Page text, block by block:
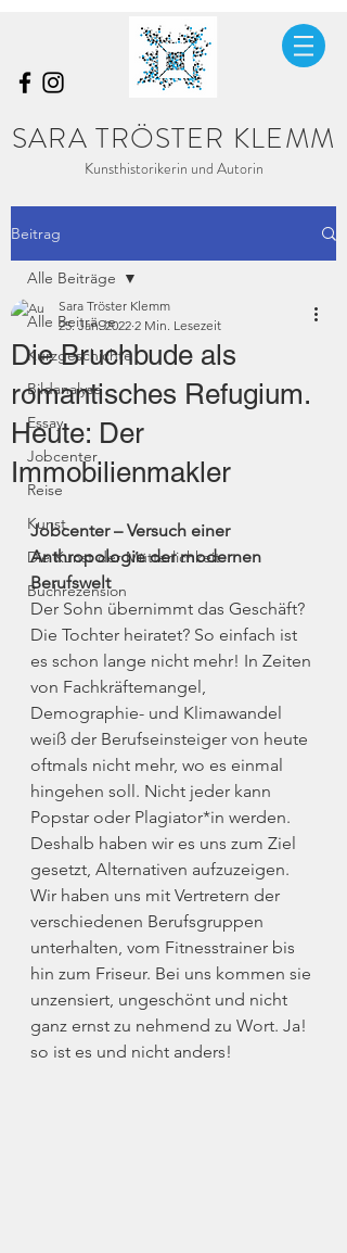
SARA TRÖSTER KLEMM
Kunsthistorikerin und Autorin
Beitrag
Alle Beiträge
Kurzgeschichte
Bildanalyse
Essay
Jobcenter
Reise
Kunst
Die Kunst der Mütterlichkeit
Buchrezension
Alle Beiträge
Die Bruchbude als
romantisches Refugium.
Heute: Der
Immobilienmakler
Sara Tröster Klemm
25. Jan. 2022 2 Min. Lesezeit
Jobcenter – Versuch einer
Anthropologie der modernen
Berufswelt
Der Sohn übernimmt das Geschäft?
Die Tochter heiratet? So einfach ist
es schon lange nicht mehr! In Zeiten
von Fachkräftemangel,
Demographie- und Klimawandel
weiß der Berufseinsteiger von heute
oftmals nicht mehr, wo es einmal
hingehen soll. Nicht jeder kann
Popstar oder Plagiator*in werden.
Deshalb haben wir es uns zum Ziel
gesetzt, Alternativen aufzuzeigen.
Wir haben uns mit Vertretern der
verschiedenen Berufsgruppen
unterhalten, vom Fitnesstrainer bis
hin zum Friseur. Bei uns kommen sie
unzensiert, ungeschönt und nicht
ganz ernst zu nehmend zu Wort. Ja!
so ist es und nicht anders!